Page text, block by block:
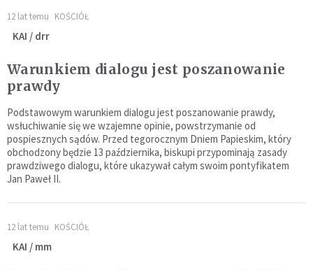
12 lat temu KOŚCIÓŁ
KAI / drr
Warunkiem dialogu jest poszanowanie
prawdy
Podstawowym warunkiem dialogu jest poszanowanie prawdy,
wsłuchiwanie się we wzajemne opinie, powstrzymanie od
pospiesznych sądów. Przed tegorocznym Dniem Papieskim, który
obchodzony będzie 13 października, biskupi przypominają zasady
prawdziwego dialogu, które ukazywał całym swoim pontyfikatem
Jan Paweł II.
12 lat temu KOŚCIÓŁ
KAI / mm